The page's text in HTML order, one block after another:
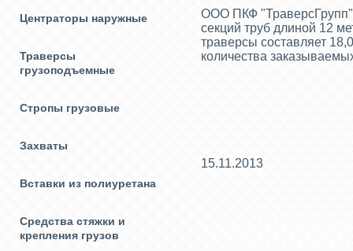
Центраторы наружные
Траверсы
грузоподъемные
Стропы грузовые
Захваты
Вставки из полиуретана
Средства стяжки и
крепления грузов
ООО ПКФ
секций труб длиной 12
траверсы составляет
количества
15.11.2013